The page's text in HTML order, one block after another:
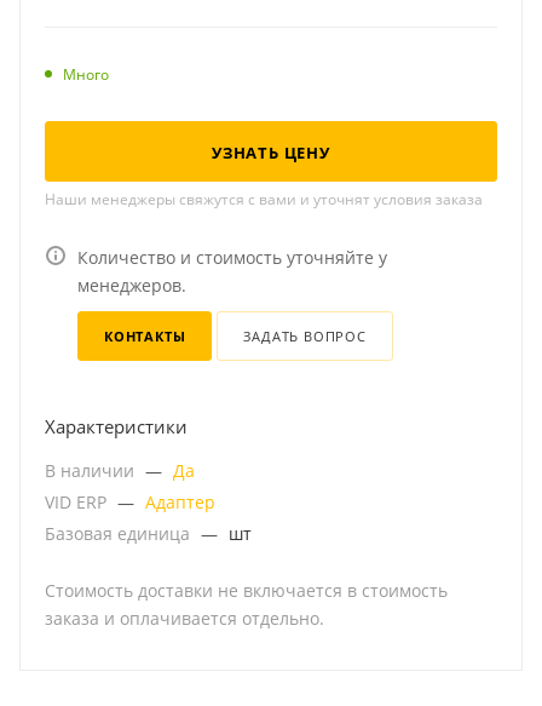
Много
УЗНАТЬ ЦЕНУ
Наши менеджеры свяжутся с вами и уточнят условия заказа
Количество и стоимость уточняйте у
менеджеров.
КОНТАКТЫ ЗАДАТЬ ВОПРОС
Характеристики
В наличии — Да
VID ERP — Адаптер
Базовая единица — шт
Стоимость доставки не включается в стоимость
заказа и оплачивается отдельно.